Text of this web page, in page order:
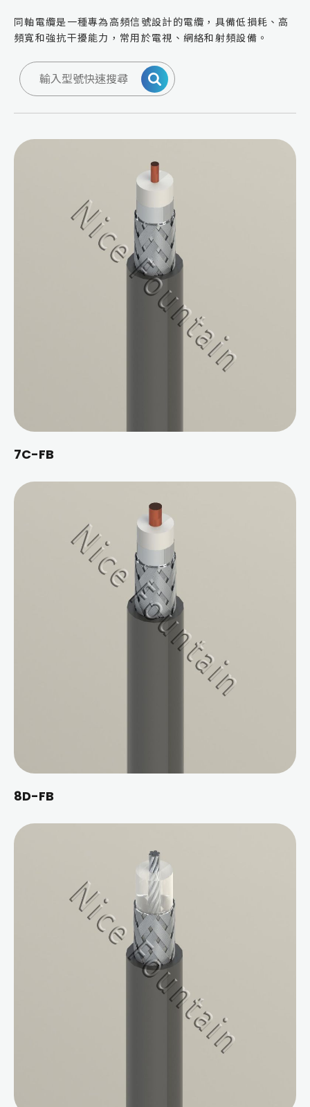
同軸電纜是一種專為高頻信號設計的電纜，具備低損耗、高
頻寬和強抗干擾能力，常用於電視、網絡和射頻設備。
7C-FB
8D-FB